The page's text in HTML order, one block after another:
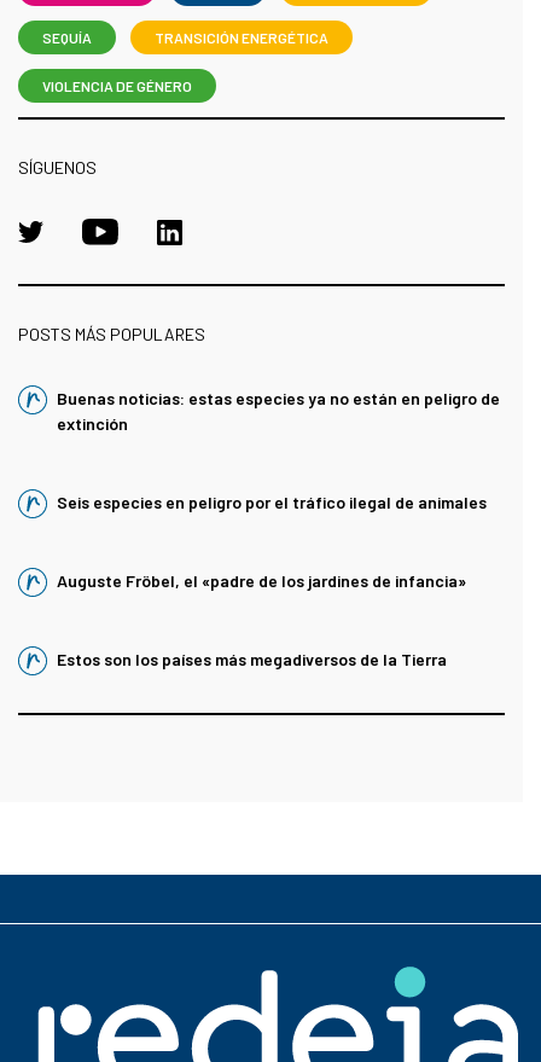
SEQUÍA TRANSICIÓN ENERGÉTICA
VIOLENCIA DE GÉNERO
SÍGUENOS
POSTS MÁS POPULARES
Buenas noticias: estas especies ya no están en peligro de
extinción
Seis especies en peligro por el tráfico ilegal de animales
Auguste Fröbel, el «padre de los jardines de infancia»
Estos son los países más megadiversos de la Tierra